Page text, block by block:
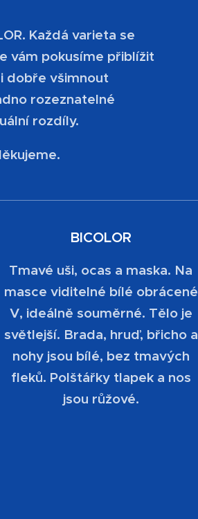
Každá varieta se
vám pokusíme přiblížit
dobře všimnout
rozeznatelné
rozdíly.
BICOLOR
Tmavé uši, ocas a maska. Na
masce viditelné bílé obrácené
V, ideálně souměrné. Tělo je
světlejší. Brada, hruď, břicho a
nohy jsou bílé, bez tmavých
fleků. Polštářky tlapek a nos
jsou růžové.